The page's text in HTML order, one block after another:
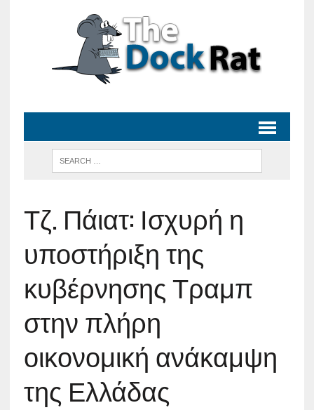
Τζ. Πάιατ: Ισχυρή η
υποστήριξη της
κυβέρνησης Τραμπ
στην πλήρη
οικονομική ανάκαμψη
της Ελλάδας